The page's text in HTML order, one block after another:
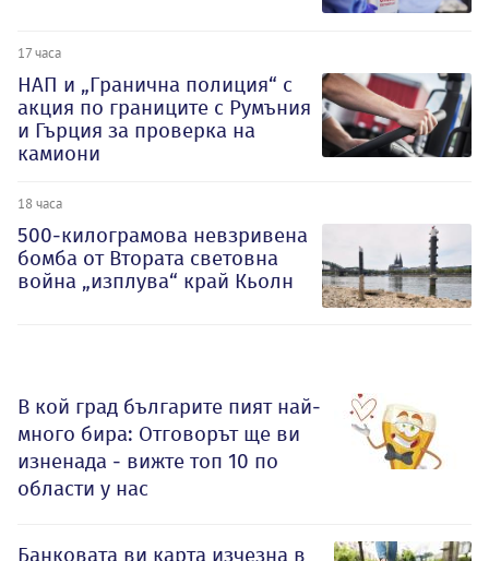
17 часа
НАП и „Гранична полиция“ с
акция по границите с Румъния
и Гърция за проверка на
камиони
18 часа
500-килограмова невзривена
бомба от Втората световна
война „изплува“ край Кьолн
В кой град българите пият най-
много бира: Отговорът ще ви
изненада - вижте топ 10 по
области у нас
Банковата ви карта изчезна в